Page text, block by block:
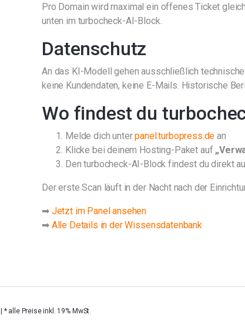
Pro Domain wird maximal ein offenes Ticket
unten im turbocheck-AI-Block.
Datenschutz
An das KI-Modell gehen ausschließlich
keine Kundendaten, keine E-Mails. Historische
Wo findest du
Melde dich unterpanel.turbopress.de an
Klicke bei deinem Hosting-Paket auf
Den turbocheck-AI-Block findest du direkt
Der erste Scan läuft in der Nacht nach der
➡ Jetzt im Panel ansehen
➡ Alle Details in der Wissensdatenbank
| * alle Preise inkl. 19% MwSt.